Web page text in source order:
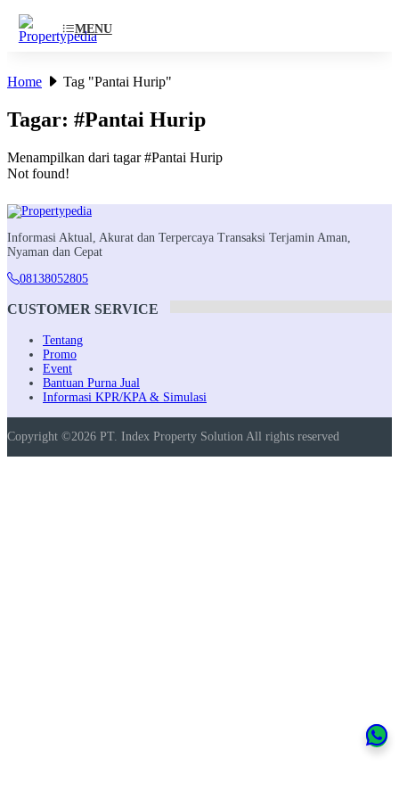
MENU
Home Tag "Pantai Hurip"
Tagar: #Pantai Hurip
Menampilkan dari tagar #Pantai Hurip
Not found!
Informasi Aktual, Akurat dan Terpercaya Transaksi Terjamin Aman,
Nyaman dan Cepat
08138052805
CUSTOMER SERVICE
Tentang
Promo
Event
Bantuan Purna Jual
Informasi KPR/KPA & Simulasi
Copyright ©2026 PT. Index Property Solution All rights reserved